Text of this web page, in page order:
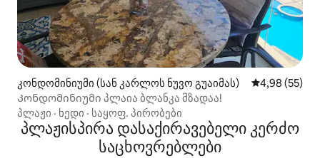
კონდომინიუმი (სან კარლოს ნუვო გუაიმას) საშუალო
4,98 (55)
Კონდომინიუმი პლაია ბლანკა მზადაა!
პლაჟი · ხედი · საყოფ. პირობები
პლაჟისპირა დასაქირავებელი კერძო
საცხოვრებლები